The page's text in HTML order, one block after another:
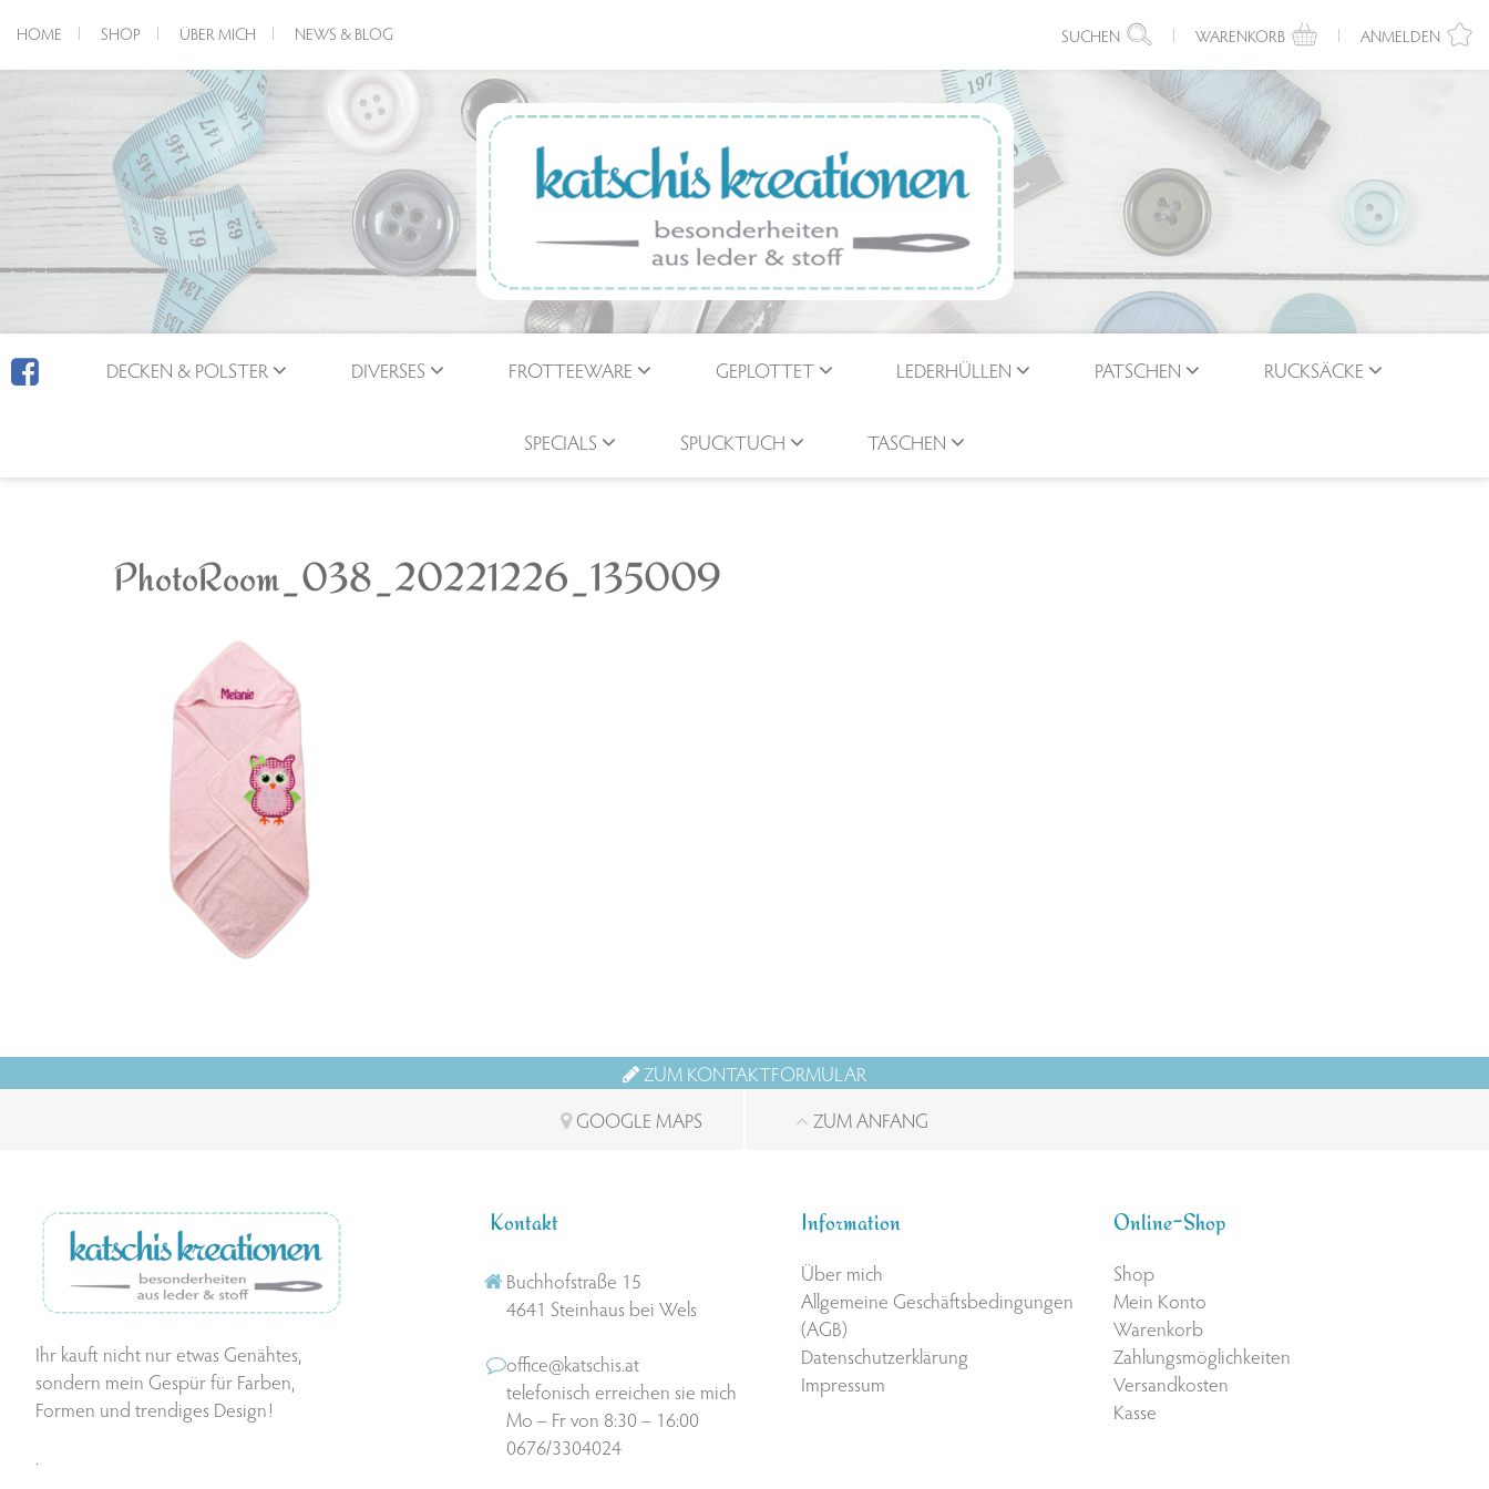
HOME SHOP ÜBER MICH NEWS & BLOG SUCHEN WARENKORB ANMELDEN
DECKEN & POLSTER DIVERSES FROTTEEWARE GEPLOTTET LEDERHÜLLEN PATSCHEN RUCKSÄCKE
SPECIALS SPUCKTUCH TASCHEN
PhotoRoom_038_20221226_135009
ZUM KONTAKTFORMULAR
GOOGLE MAPS
ZUM ANFANG
Ihr kauft nicht nur etwas Genähtes,
sondern mein Gespür für Farben,
Formen und trendiges Design!
.
Kontakt
Buchhofstraße 15
4641 Steinhaus bei Wels
office@katschis.at
telefonisch erreichen sie mich
Mo – Fr von 8:30 – 16:00
0676/3304024
Information
Über mich
Allgemeine Geschäftsbedingungen
(AGB)
Datenschutzerklärung
Impressum
Online-Shop
Shop
Mein Konto
Warenkorb
Zahlungsmöglichkeiten
Versandkosten
Kasse